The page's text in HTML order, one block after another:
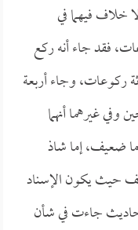
خلاف فيهما في
فقد جاء أنه ركع
ركوعات، وجاء أربعة
غيرهما أنهما
ضعيف، إما شاذ
حيث يكون الإسناد
جاءت في شأن